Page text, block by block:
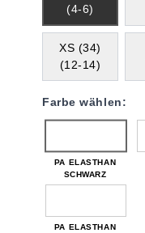
(4-6)
XS (34)
(12-14)
Farbe wählen:
PA ELASTHAN
SCHWARZ
PA ELASTHAN